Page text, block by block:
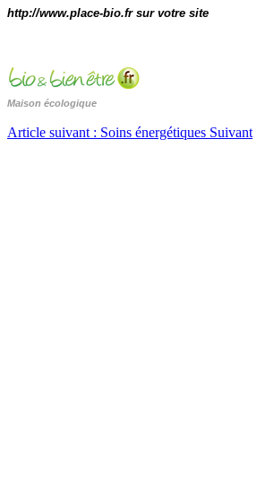
http://www.place-bio.fr sur votre site
Maison écologique
Article suivant : Soins énergétiques Suivant